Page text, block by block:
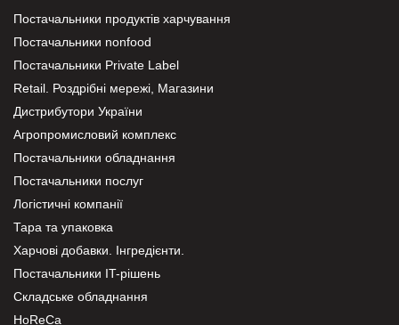
Постачальники продуктів харчування
Постачальники nonfood
Постачальники Private Label
Retail. Роздрібні мережі, Магазини
Дистрибутори України
Агропромисловий комплекс
Постачальники обладнання
Постачальники послуг
Логістичні компанії
Тара та упаковка
Харчові добавки. Інгредієнти.
Постачальники IT-рішень
Складське обладнання
HoReCa